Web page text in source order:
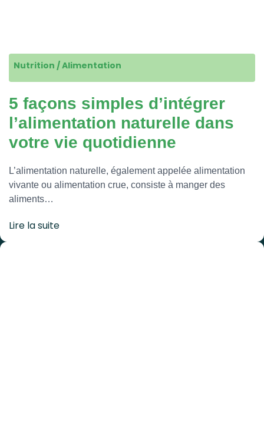
Nutrition / Alimentation
5 façons simples d’intégrer
l’alimentation naturelle dans
votre vie quotidienne
L’alimentation naturelle, également appelée alimentation
vivante ou alimentation crue, consiste à manger des
aliments…
Lire la suite